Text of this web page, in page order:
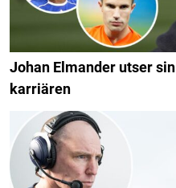
Johan Elmander utser
karriären